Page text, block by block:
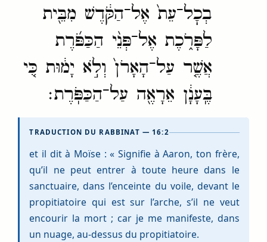
בְכׇל־עֵת֙ אֶל־הַקֹּ֔דֶשׁ מִבֵּ֖ית
לַפָּרֹ֑כֶת אֶל־פְּנֵ֨י הַכַּפֹּ֜רֶת
אֲשֶׁ֤ר עַל־הָאָרֹן֙ וְלֹ֣א יָמ֔וּת כִּ֚י
בֶּֽעָנָ֔ן אֵרָאֶ֖ה עַל־הַכַּפֹּֽרֶת׃
TRADUCTION DU RABBINAT — 16:2
et il dit à Moïse : « Signifie à Aaron, ton frère,
qu’il ne peut entrer à toute heure dans le
sanctuaire, dans l’enceinte du voile, devant le
propitiatoire qui est sur l’arche, s’il ne veut
encourir la mort ; car je me manifeste, dans
un nuage, au-dessus du propitiatoire.